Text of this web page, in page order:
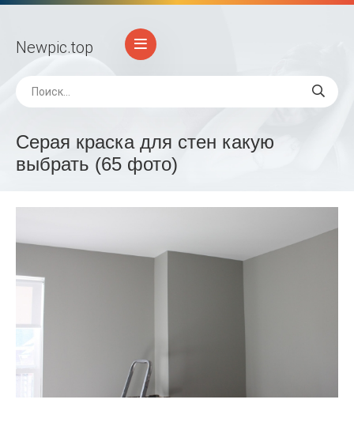
Newpic.top
Серая краска для стен какую
выбрать (65 фото)